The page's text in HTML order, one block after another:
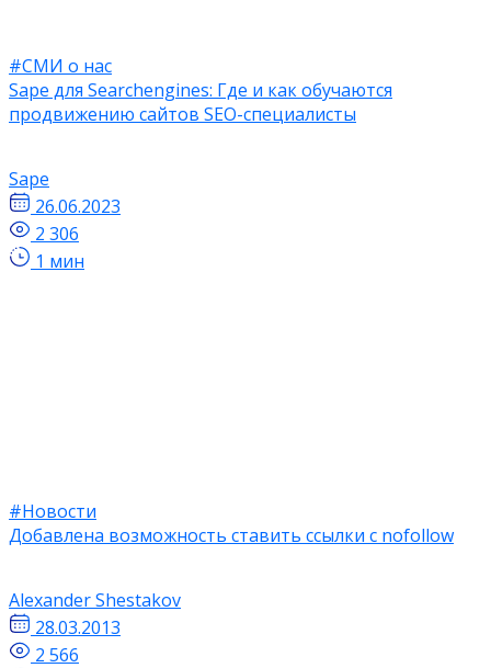
#СМИ о нас
Sape для Searchengines: Где и как обучаются
продвижению сайтов SEO-специалисты
Sape
26.06.2023
2 306
1 мин
#Новости
Добавлена возможность ставить ссылки с nofollow
Alexander Shestakov
28.03.2013
2 566